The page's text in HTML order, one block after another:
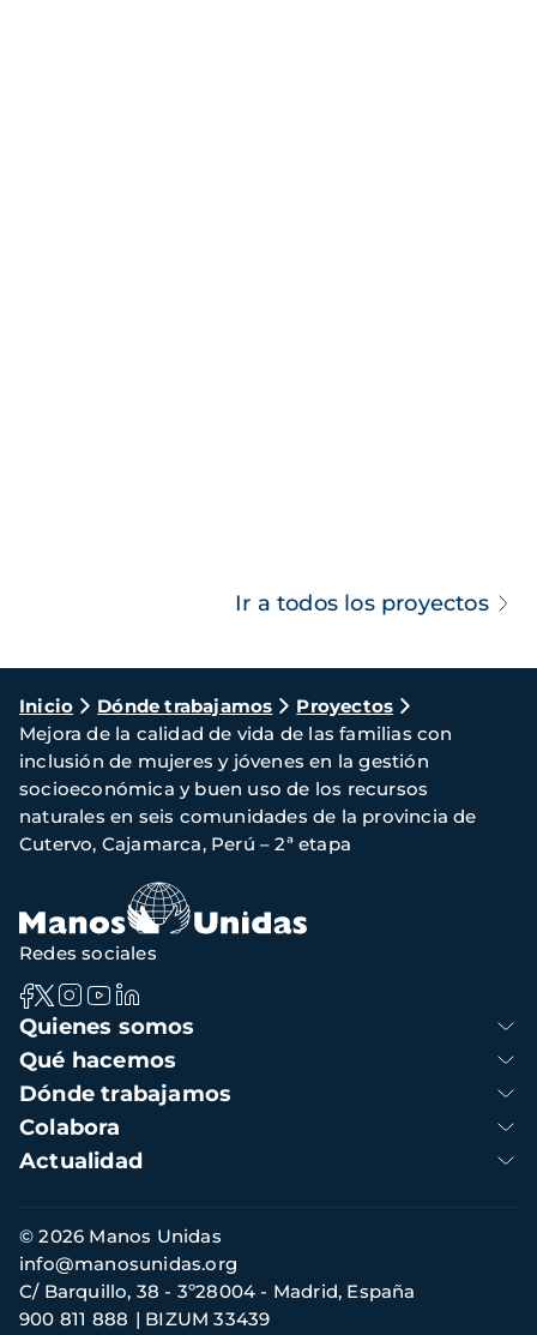
Ir a todos los proyectos
Ruta
de
navegación
Inicio Dónde trabajamos
Proyectos
Mejora de la calidad de vida de las familias con
inclusión de mujeres y jóvenes en la gestión
socioeconómica y buen uso de los recursos
naturales en seis comunidades de la provincia de
Cutervo, Cajamarca, Perú – 2ª etapa
Navegación
principal
Quienes somos
Qué hacemos
Dónde trabajamos
Colabora
Actualidad
Redes sociales
Información
de
contacto
© 2026 Manos Unidas
C/ Barquillo, 38 - 3º28004 - Madrid, España
900 811 888
BIZUM 33439
info@manosunidas.org